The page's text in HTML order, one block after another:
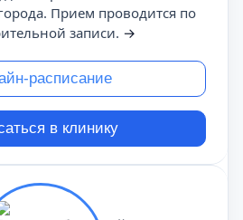
Прием проводится по
записи. →
расписание
в клинику